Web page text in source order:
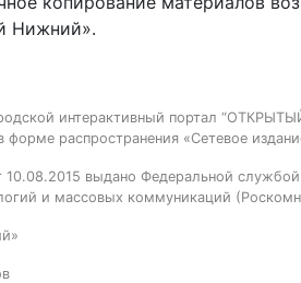
Нижний».
интерактивный портал
форме распространения «Сетевое
выдано Федеральной службой
и массовых коммуникаций